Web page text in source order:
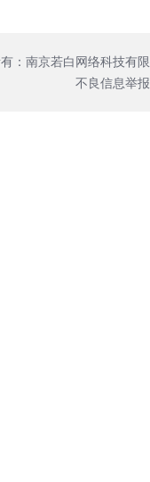
：南京若白网络科技有
不良信息举